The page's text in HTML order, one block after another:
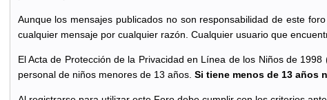
Aunque los mensajes publicados no son responsabilidad de este
cualquier mensaje por cualquier razón. Cualquier usuario que
El Acta de Protección de la Privacidad en Línea de los Niños de
personal de niños menores de 13 años. Si tiene menos de 13 años